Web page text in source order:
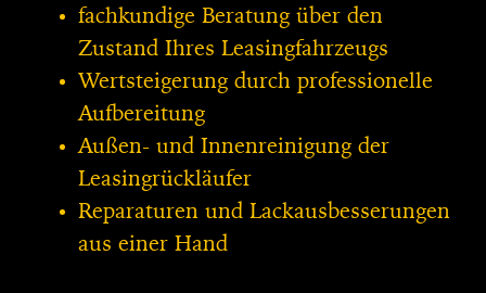
fachkundige Beratung über den
Zustand Ihres Leasingfahrzeugs
Wertsteigerung durch professionelle
Aufbereitung
Außen- und Innenreinigung der
Leasingrückläufer
Reparaturen und Lackausbesserungen
aus einer Hand